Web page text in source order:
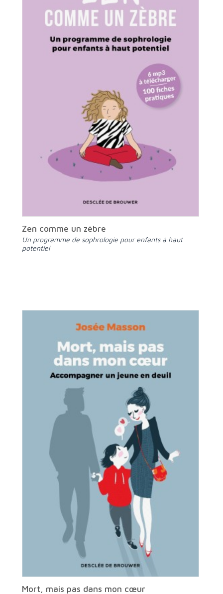
Zen comme un zèbre
Un programme de sophrologie pour enfants à haut
potentiel
Mort, mais pas dans mon cœur